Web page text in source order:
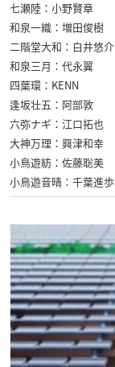
七瀬陸：小野賢章
和泉一織：増田俊樹
二階堂大和：白井悠介
和泉三月：代永翼
四葉環：KENN
逢坂壮五：阿部敦
六弥ナギ：江口拓也
大神万理：興津和幸
小鳥遊紡：佐藤聡美
小鳥遊音晴：千葉進歩